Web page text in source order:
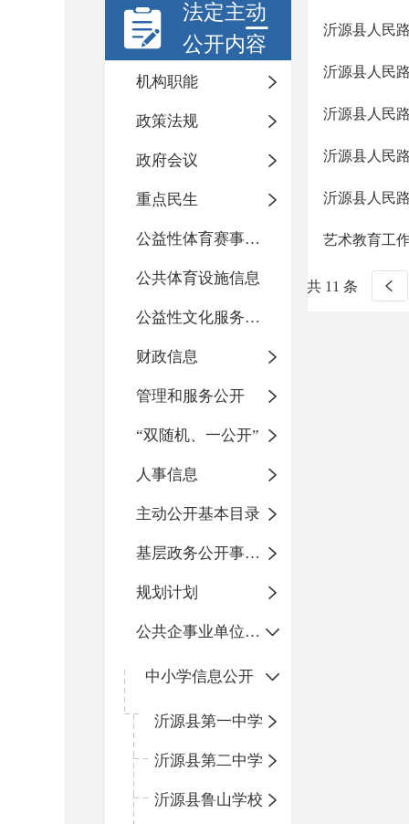
法定主动
公开内容
机构职能
政策法规
政府会议
重点民生
公益性体育赛事活动
公共体育设施信息
公益性文化服务活动
财政信息
管理和服务公开
“双随机、一公开”
人事信息
主动公开基本目录
基层政务公开事项标准目录
规划计划
公共企事业单位信息公开
中小学信息公开
沂源县第一中学
沂源县第二中学
沂源县鲁山学校
沂源县人民
沂源县人民
沂源县人民
沂源县人民
沂源县人民
艺术教育工
共 11 条